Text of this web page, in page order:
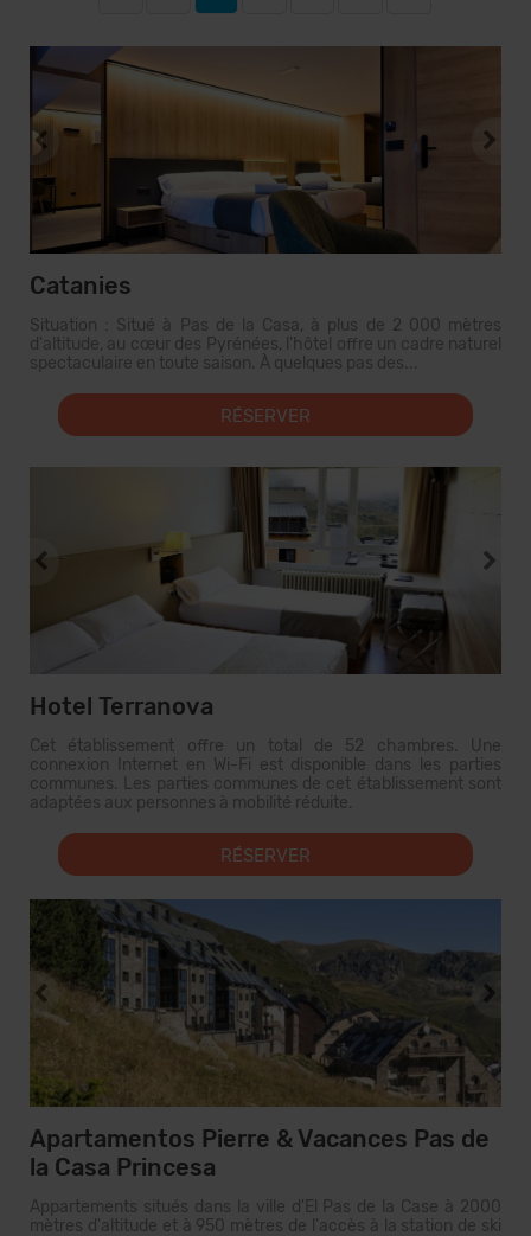
Catanies
Situation : Situé à Pas de la Casa, à plus de 2 000 mètres
d'altitude, au cœur des Pyrénées, l'hôtel offre un cadre naturel
spectaculaire en toute saison. À quelques pas des...
RÉSERVER
Hotel Terranova
Cet établissement offre un total de 52 chambres. Une
connexion Internet en Wi-Fi est disponible dans les parties
communes. Les parties communes de cet établissement sont
adaptées aux personnes à mobilité réduite.
RÉSERVER
Apartamentos Pierre & Vacances Pas de
la Casa Princesa
Appartements situés dans la ville d'El Pas de la Case à 2000
mètres d'altitude et à 950 mètres de l'accès à la station de ski